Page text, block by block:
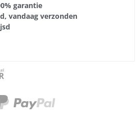
garantie
vandaag verzonden